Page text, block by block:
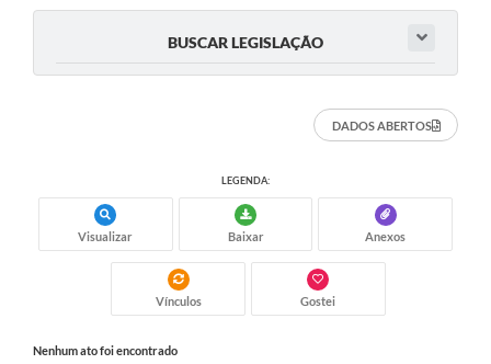
Diário Oficial
Notas Explicativas de itens do site
Consulta Popular
BUSCAR LEGISLAÇÃO
DADOS ABERTOS
LEGENDA:
Visualizar Baixar Anexos
Vínculos Gostei
Nenhum ato foi encontrado